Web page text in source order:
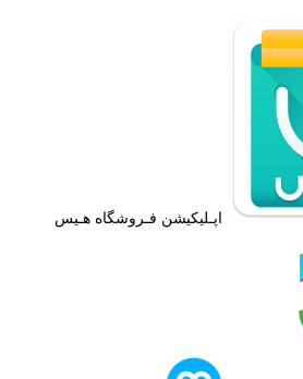
اپـلیکیشن فـروشگاه هـیس